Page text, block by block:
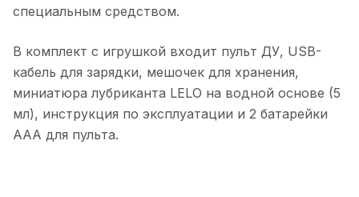
специальным средством.
В комплект с игрушкой входит пульт ДУ, USB-
кабель для зарядки, мешочек для хранения,
миниатюра лубриканта LELO на водной основе (5
мл), инструкция по эксплуатации и 2 батарейки
ААА для пульта.